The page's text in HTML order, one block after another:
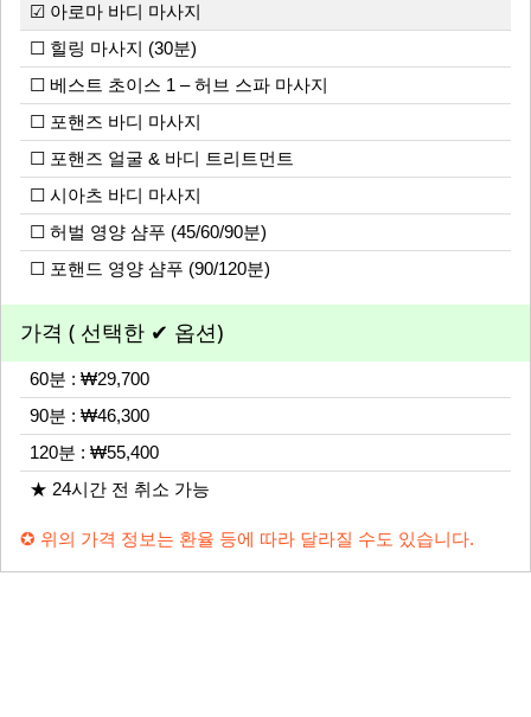
☑ 아로마 바디 마사지
☐ 힐링 마사지 (30분)
☐ 베스트 초이스 1 – 허브 스파 마사지
☐ 포핸즈 바디 마사지
☐ 포핸즈 얼굴 & 바디 트리트먼트
☐ 시아츠 바디 마사지
☐ 허벌 영양 샴푸 (45/60/90분)
☐ 포핸드 영양 샴푸 (90/120분)
가격 ( 선택한 ✔ 옵션)
60분 : ₩29,700
90분 : ₩46,300
120분 : ₩55,400
★ 24시간 전 취소 가능
✪ 위의 가격 정보는 환율 등에 따라 달라질 수도 있습니다.